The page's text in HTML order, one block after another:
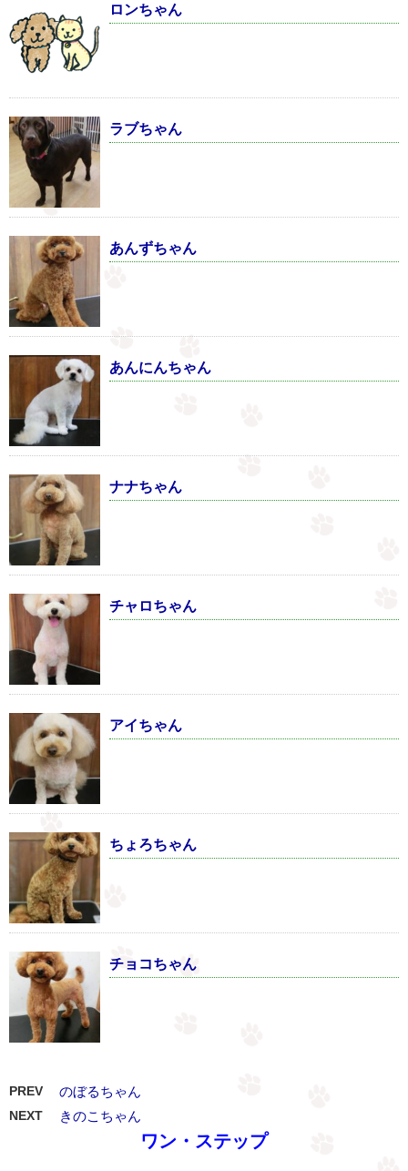
ロンちゃん
ラブちゃん
あんずちゃん
あんにんちゃん
ナナちゃん
チャロちゃん
アイちゃん
ちょろちゃん
チョコちゃん
PREV のぼるちゃん
NEXT きのこちゃん
ワン・ステップ